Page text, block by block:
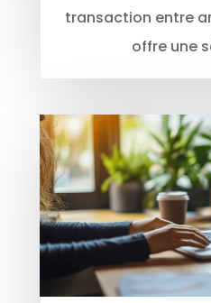
transaction entre
offre une